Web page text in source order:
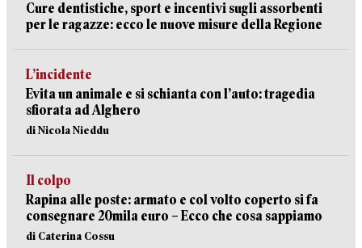
Cure dentistiche, sport e incentivi sugli assorbenti
per le ragazze: ecco le nuove misure della Regione
L’incidente
Evita un animale e si schianta con l’auto: tragedia
sfiorata ad Alghero
di Nicola Nieddu
Il colpo
Rapina alle poste: armato e col volto coperto si fa
consegnare 20mila euro – Ecco che cosa sappiamo
di Caterina Cossu